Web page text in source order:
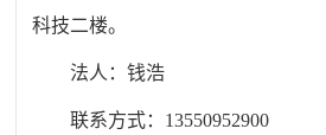
科技二楼。
法人：钱浩
联系方式： 13550952900